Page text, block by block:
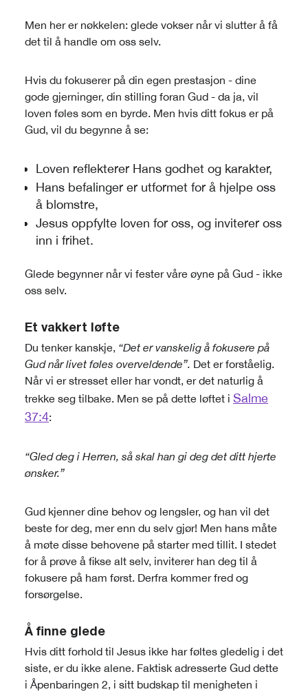
Men her er nøkkelen: glede vokser når vi slutter å få
det til å handle om oss selv.
Hvis du fokuserer på din egen prestasjon - dine
gode gjerninger, din stilling foran Gud - da ja, vil
loven føles som en byrde. Men hvis ditt fokus er på
Gud, vil du begynne å se:
Loven reflekterer Hans godhet og karakter,
Hans befalinger er utformet for å hjelpe oss
å blomstre,
Jesus oppfylte loven for oss, og inviterer oss
inn i frihet.
Glede begynner når vi fester våre øyne på Gud - ikke
oss selv.
Et vakkert løfte
Du tenker kanskje, “Det er vanskelig å fokusere på
Gud når livet føles overveldende”. Det er forståelig.
Når vi er stresset eller har vondt, er det naturlig å
trekke seg tilbake. Men se på dette løftet i Salme
37:4:
“Gled deg i Herren, så skal han gi deg det ditt hjerte
ønsker.”
Gud kjenner dine behov og lengsler, og han vil det
beste for deg, mer enn du selv gjør! Men hans måte
å møte disse behovene på starter med tillit. I stedet
for å prøve å fikse alt selv, inviterer han deg til å
fokusere på ham først. Derfra kommer fred og
forsørgelse.
Å finne glede
Hvis ditt forhold til Jesus ikke har føltes gledelig i det
siste, er du ikke alene. Faktisk adresserte Gud dette
i Åpenbaringen 2, i sitt budskap til menigheten i